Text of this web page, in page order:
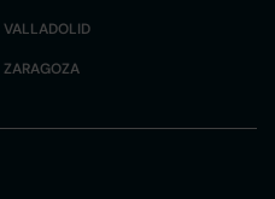
VALLADOLID
ZARAGOZA